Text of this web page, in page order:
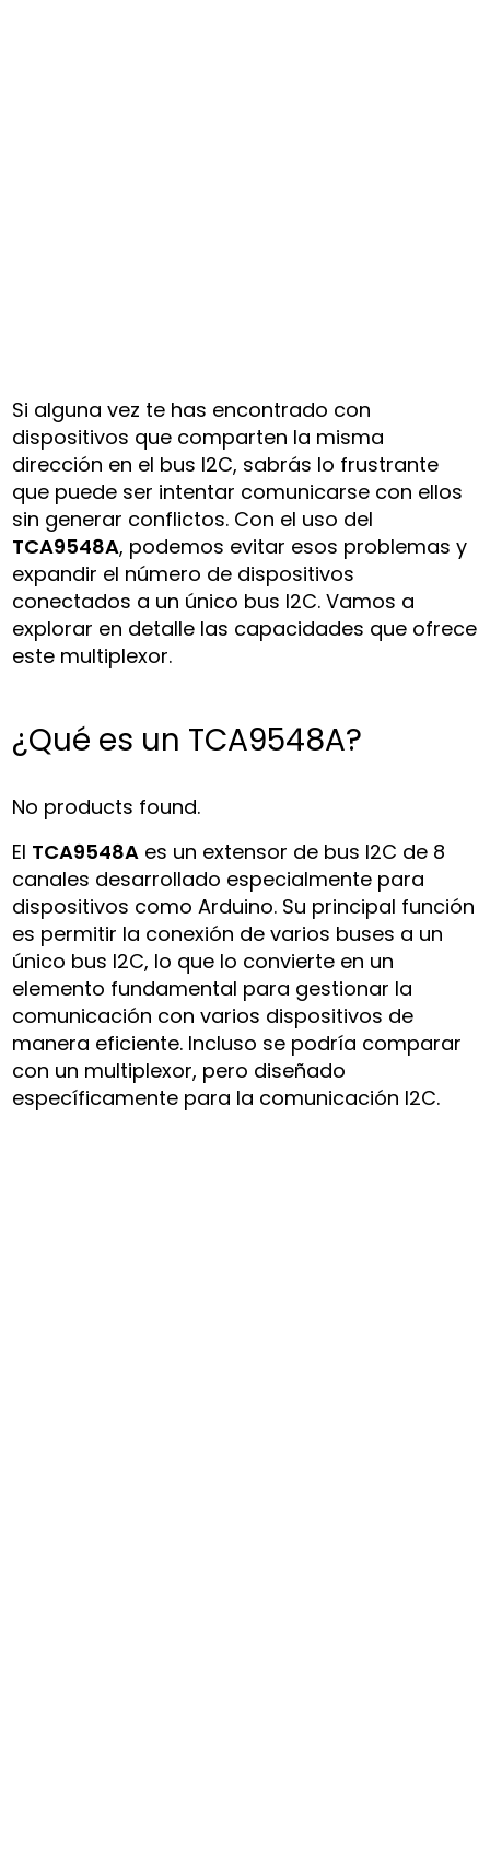
Si alguna vez te has encontrado con
dispositivos que comparten la misma
dirección en el bus I2C, sabrás lo frustrante
que puede ser intentar comunicarse con ellos
sin generar conflictos. Con el uso del
TCA9548A, podemos evitar esos problemas y
expandir el número de dispositivos
conectados a un único bus I2C. Vamos a
explorar en detalle las capacidades que ofrece
este multiplexor.
¿Qué es un TCA9548A?
No products found.
El TCA9548A es un extensor de bus I2C de 8
canales desarrollado especialmente para
dispositivos como Arduino. Su principal función
es permitir la conexión de varios buses a un
único bus I2C, lo que lo convierte en un
elemento fundamental para gestionar la
comunicación con varios dispositivos de
manera eficiente. Incluso se podría comparar
con un multiplexor, pero diseñado
específicamente para la comunicación I2C.